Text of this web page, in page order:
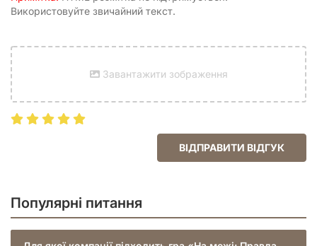
Використовуйте звичайний текст.
Завантажити зображення
ВІДПРАВИТИ ВІДГУК
Популярні питання